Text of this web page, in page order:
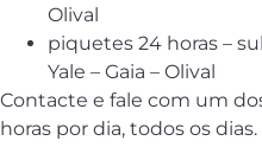
Olival
piquetes 24 horas –
Yale – Gaia – Olival
Contacte e fale com um
horas por dia, todos os dias.